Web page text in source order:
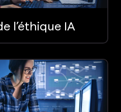
l’éthique IA